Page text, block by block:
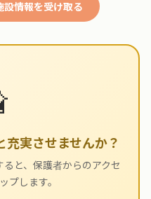
情報を受け取る
実させませんか？
と、保護者からのアクセ
プします。